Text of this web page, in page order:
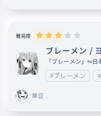
難易度
ブレーメン /
「ブレーメン」↬日
作曲者： n-buna ジ
日#ブレーメン
華音 ．